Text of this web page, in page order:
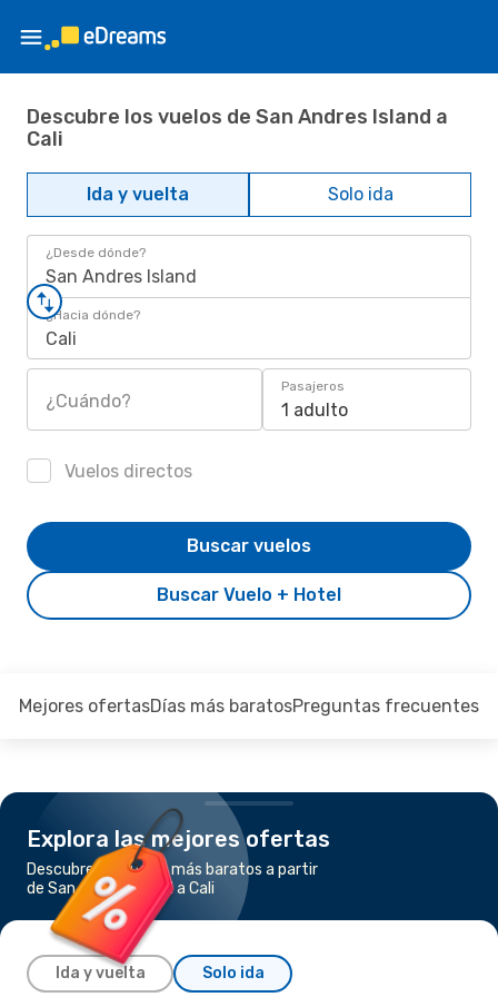
Descubre los vuelos de San Andres Island a
Cali
Ida y vuelta Solo ida
¿Desde dónde?
San Andres Island
¿Hacia dónde?
Cali
¿Cuándo?
Pasajeros
1 adulto
Vuelos directos
Buscar Vuelo + Hotel
Buscar vuelos
Mejores ofertasDías más baratosPreguntas frecuentes
Explora las mejores ofertas
Descubre los vuelos más baratos a partir
de San Andres Island a Cali
Ida y vuelta Solo ida